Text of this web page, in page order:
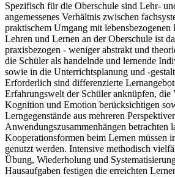
Spezifisch für die Oberschule sind Lehr-
angemessenes Verhältnis zwischen
praktischem Umgang mit lebensbezogenen
Lehren und Lernen an der Oberschule ist
praxisbezogen - weniger abstrakt und
die Schüler als handelnde und lernende
sowie in die Unterrichtsplanung und -
Erforderlich sind differenzierte
Erfahrungswelt der Schüler anknüpfen, die
Kognition und Emotion berücksichtigen
Lerngegenstände aus mehreren
Anwendungszusammenhängen betrachten
Kooperationsformen beim Lernen müssen
genutzt werden. Intensive methodisch
Übung, Wiederholung und
Hausaufgaben festigen die erreichten